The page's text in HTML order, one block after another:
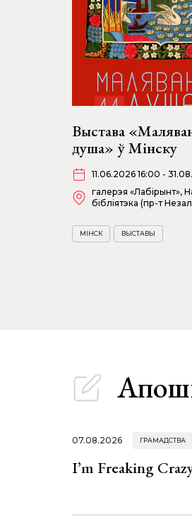
Выстава
душа» ў Мінску
11.06.2026 16:00 -
галерэя «Лабірынт»,
бібліятэка (пр-т
МІНСК ВЫСТАВЫ
07.08.2026 ГРАМАДСТВА
I’m Freaking